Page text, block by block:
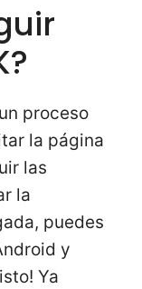
proceso
la página
las
la
puedes
y
Ya